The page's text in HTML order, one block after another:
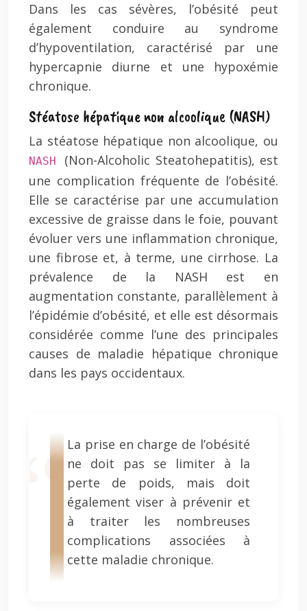
Dans les cas sévères, l’obésité peut
également conduire au syndrome
d’hypoventilation, caractérisé par une
hypercapnie diurne et une hypoxémie
chronique.
Stéatose hépatique non alcoolique (NASH)
La stéatose hépatique non alcoolique, ou
NASH (Non-Alcoholic Steatohepatitis), est
une complication fréquente de l’obésité.
Elle se caractérise par une accumulation
excessive de graisse dans le foie, pouvant
évoluer vers une inflammation chronique,
une fibrose et, à terme, une cirrhose. La
prévalence de la NASH est en
augmentation constante, parallèlement à
l’épidémie d’obésité, et elle est désormais
considérée comme l’une des principales
causes de maladie hépatique chronique
dans les pays occidentaux.
La prise en charge de l’obésité
ne doit pas se limiter à la
perte de poids, mais doit
également viser à prévenir et
à traiter les nombreuses
complications associées à
cette maladie chronique.